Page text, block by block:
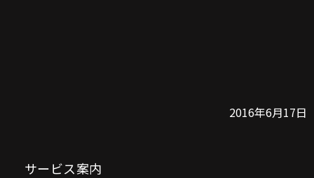
2016年6月17日
サービス案内